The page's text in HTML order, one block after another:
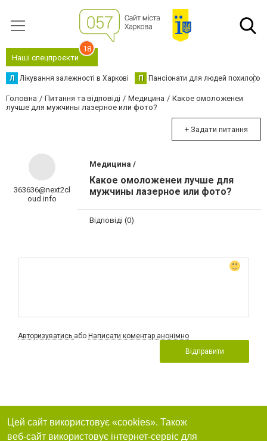
Наші спецпроєкти
18
Л Лікування залежності в Харкові П Пансіонати для людей похилого
Головна Питання та відповіді Медицина
Какое омоложенеи
лучше для мужчины лазерное или фото?
+ Задати питання
363636@next2cl
oud.info
Медицина /
Какое омоложенеи лучше для
мужчины лазерное или фото?
Відповіді (0)
Авторизуватись або Написати коментар анонімно
Відправити
Цей сайт використовує «cookies». Також
веб-сайт використовує інтернет-сервіс для